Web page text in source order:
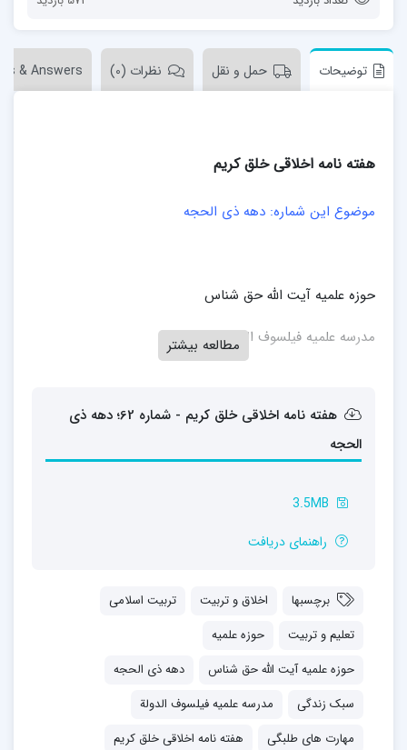
توضیحات حمل و نقل نظرات (0) & Answers
هفته نامه اخلاقی خلق کریم
موضوع این شماره: دهه ذی الحجه
حوزه علمیه آیت الله حق شناس
مدرسه علمیه فیلسوف الدولةمطالعه بیشتر
هفته نامه اخلاقی خلق کریم - شماره 62؛ دهه ذی
الحجه
3.5MB
راهنمای دریافت
برچسبها اخلاق و تربیت
تربیت اسلامی
تعلیم و تربیت
حوزه علمیه
حوزه علمیه آیت الله حق شناس
دهه ذی الحجه
سبک زندگی
مدرسه علمیه فیلسوف الدولة
مهارت های طلبگی
هفته نامه اخلاقی خلق کریم